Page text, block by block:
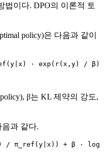
법이다. DPO의 이론적 토
policy)은 다음과 같이
· exp(r(x,y) / β)
β는 KL 제약의 강도,
음과 같다.
/ π_ref(y|x)) + β · log